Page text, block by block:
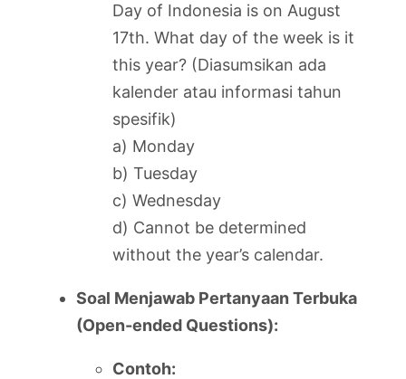
Day of Indonesia is on August
17th. What day of the week is it
this year? (Diasumsikan ada
kalender atau informasi tahun
spesifik)
a) Monday
b) Tuesday
c) Wednesday
d) Cannot be determined
without the year’s calendar.
Soal Menjawab Pertanyaan Terbuka
(Open-ended Questions):
Contoh: